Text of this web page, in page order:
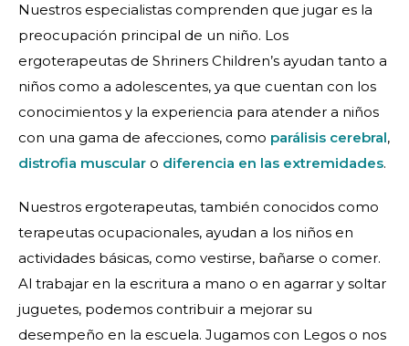
Nuestros especialistas comprenden que jugar es la
preocupación principal de un niño. Los
ergoterapeutas de Shriners Children’s ayudan tanto a
niños como a adolescentes, ya que cuentan con los
conocimientos y la experiencia para atender a niños
con una gama de afecciones, como parálisis cerebral,
distrofia muscular o diferencia en las extremidades.
Nuestros ergoterapeutas, también conocidos como
terapeutas ocupacionales, ayudan a los niños en
actividades básicas, como vestirse, bañarse o comer.
Al trabajar en la escritura a mano o en agarrar y soltar
juguetes, podemos contribuir a mejorar su
desempeño en la escuela. Jugamos con Legos o nos